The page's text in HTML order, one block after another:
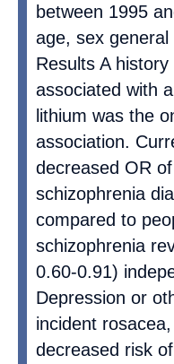
between 1995
age, sex
Results A
associated with
lithium was the
association.
decreased OR
schizophrenia
compared to
schizophrenia
0.60-0.91)
Depression or
incident
decreased risk